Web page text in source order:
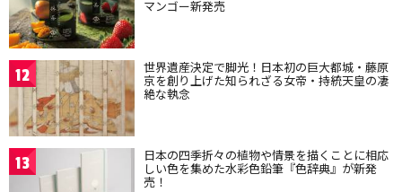
マンゴー新発売
12 世界遺産決定で脚光！日本初の巨大都城・藤原
京を創り上げた知られざる女帝・持統天皇の凄
絶な執念
13 日本の四季折々の植物や情景を描くことに相応
しい色を集めた水彩色鉛筆『色辞典』が新発
売！